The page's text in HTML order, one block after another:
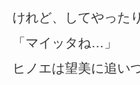
けれど、してやった
「マイッタね…」
ヒノエは望美に追い